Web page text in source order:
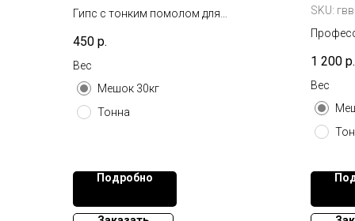
помола для
финишного
выравнивания
Гипс с тонким помолом для
шпаклевочных работ и создания
гладких поверхностей под покраску.
Менее зернистая структура по
сравнению с Г-5 Б II. Мешок 30 кг.
450 р.
Вес
Мешок 30кг
Тонна
Подробно
SKU:
декора
помол,
40 кг.
1 200 р.
Вес